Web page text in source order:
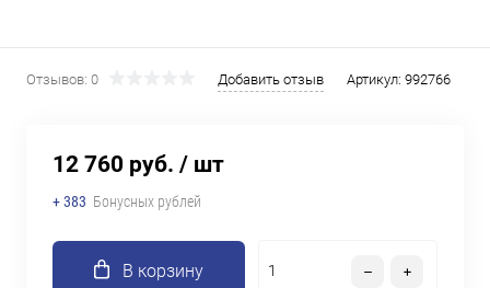
Отзывов: 0 Добавить отзыв Артикул: 992766
12 760 руб. / шт
+ 383 Бонусных рублей
В корзину